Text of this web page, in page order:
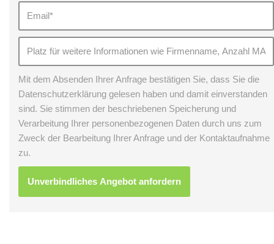
Mit dem Absenden Ihrer Anfrage bestätigen Sie, dass Sie die
Datenschutzerklärung gelesen haben und damit einverstanden
sind. Sie stimmen der beschriebenen Speicherung und
Verarbeitung Ihrer personenbezogenen Daten durch uns zum
Zweck der Bearbeitung Ihrer Anfrage und der Kontaktaufnahme
zu.